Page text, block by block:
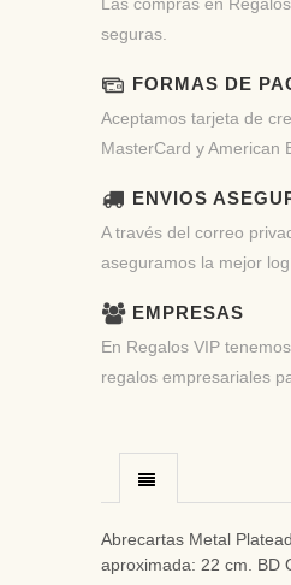
seguras.
FORMAS DE
Aceptamos tarjeta de
MasterCard y American
ENVIOS
A través del correo
aseguramos la mejor
EMPRESAS
En Regalos VIP
regalos empresariales
Abrecartas Metal
aproximada: 22 cm. BD